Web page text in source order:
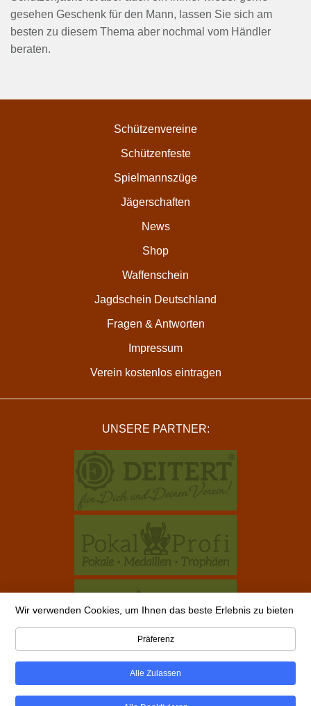
gesehen Geschenk für den Mann, lassen Sie sich am
besten zu diesem Thema aber nochmal vom Händler
beraten.
Schützenvereine
Schützenfeste
Spielmannszüge
Jägerschaften
News
Shop
Waffenschein
Jagdschein Deutschland
Fragen & Antworten
Impressum
Verein kostenlos eintragen
UNSERE PARTNER:
Copyright © 2026 alle-schuetzenvereine.de ist ein Projekt
von Vereinsbedarf Deitert GmbH |
Wir verwenden Cookies, um Ihnen das beste Erlebnis zu bieten
Präferenz
Alle Zulassen